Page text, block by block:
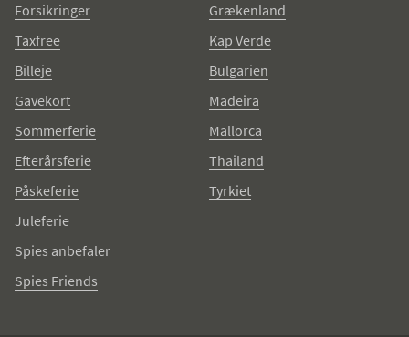
Forsikringer
Taxfree
Billeje
Gavekort
Sommerferie
Efterårsferie
Påskeferie
Juleferie
Spies anbefaler
Spies Friends
Grækenland
Kap Verde
Bulgarien
Madeira
Mallorca
Thailand
Tyrkiet